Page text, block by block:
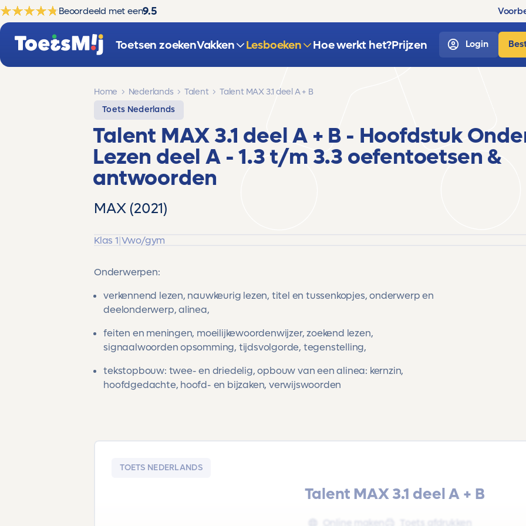
Beoordeeld met een9.5
Toetsen zoekenVakken Lesboeken Hoe werkt het?Prijzen Login
Home Nederlands Talent
Talent MAX 3.1 deel A + B
Toets Nederlands
Talent MAX 3.1 deel A + B - Hoofdstuk
Lezen deel A - 1.3 t/m 3.3 oefentoetsen &
antwoorden
MAX (2021)
Klas 1|Vwo/gym
Onderwerpen:
verkennend lezen, nauwkeurig lezen, titel en tussenkopjes, onderwerp en
deelonderwerp, alinea,
feiten en meningen, moeilijkewoordenwijzer, zoekend lezen,
signaalwoorden opsomming, tijdsvolgorde, tegenstelling,
tekstopbouw: twee- en driedelig, opbouw van een alinea: kernzin,
hoofdgedachte, hoofd- en bijzaken, verwijswoorden
TOETS NEDERLANDS
Talent MAX 3.1 deel A + B
Online maken Toets afdrukken